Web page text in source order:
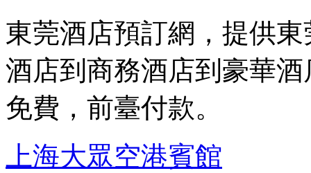
東莞酒店預訂網，提供
酒店到商務酒店到豪華
免費，前臺付款。
上海大眾空港賓館